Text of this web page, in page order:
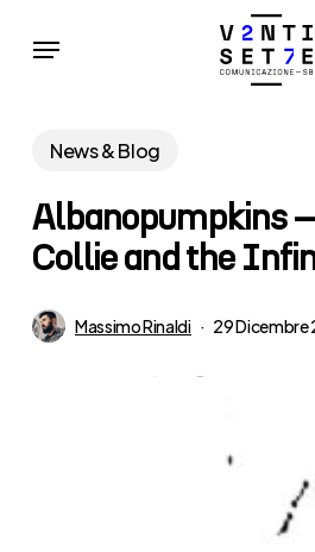
Menu
News & Blog
Albanopumpkins
Collie and the
Massimo Rinaldi 29 Dicembre